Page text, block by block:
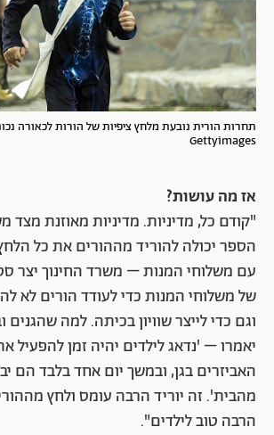
תחרות הורית נובעת מלחץ ציפיות של הורות לכאורה
Gettyimages
אז מה עושות?
"קודם כל, מדיניות. מדיניות מאוזנת מצד
הספר יכולה להוריד מההורים את כל
עם משלוחי המנות – משרד החינוך יצר
של משלוחי המנות כדי לעודד הורים לא
וגם כדי לייצר שוויון בכיתה. למה
יאמרו – 'נדאג לילדים יהיה זמן להפעיל
האביזרים בגן, ובמשך יום אחד בלבד הם
מהבית'. זה יוריד הרבה עומס ולחץ
הרבה טוב לילדים".